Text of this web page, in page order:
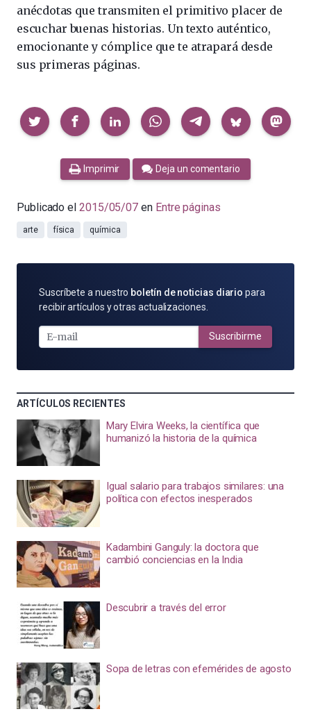
anécdotas que transmiten el primitivo placer de
escuchar buenas historias. Un texto auténtico,
emocionante y cómplice que te atrapará desde
sus primeras páginas.
Compartir
Imprimir Deja un comentario
Publicado el 2015/05/07 en Entre páginas
arte física química
SUSCRÍBETE
POR
MAIL
Suscríbete a nuestro boletín de noticias diario para
recibir artículos y otras actualizaciones.
Suscribirme
ARTÍCULOS RECIENTES
Mary Elvira Weeks, la científica que
humanizó la historia de la química
Igual salario para trabajos similares: una
política con efectos inesperados
Kadambini Ganguly: la doctora que
cambió conciencias en la India
Descubrir a través del error
Sopa de letras con efemérides de agosto